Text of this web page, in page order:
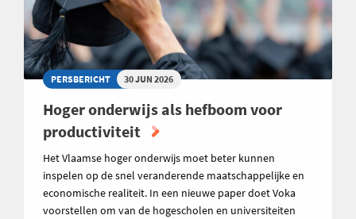
PERSBERICHT 30 JUN 2026
Hoger onderwijs als hefboom voor
productiviteit
Het Vlaamse hoger onderwijs moet beter kunnen
inspelen op de snel veranderende maatschappelijke en
economische realiteit. In een nieuwe paper doet Voka
voorstellen om van de hogescholen en universiteiten